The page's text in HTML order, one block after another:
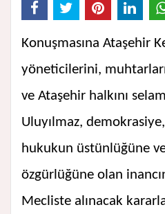
Konuşmasına Ataşehir
yöneticilerini,
ve Ataşehir halkını
Uluyılmaz,
hukukun üstünlüğüne
özgürlüğüne olan
Mecliste alınacak